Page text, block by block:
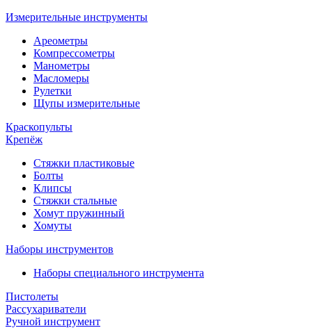
Измерительные инструменты
Ареометры
Компрессометры
Манометры
Масломеры
Рулетки
Щупы измерительные
Краскопульты
Крепёж
Стяжки пластиковые
Болты
Клипсы
Стяжки стальные
Хомут пружинный
Хомуты
Наборы инструментов
Наборы специального инструмента
Пистолеты
Рассухариватели
Ручной инструмент